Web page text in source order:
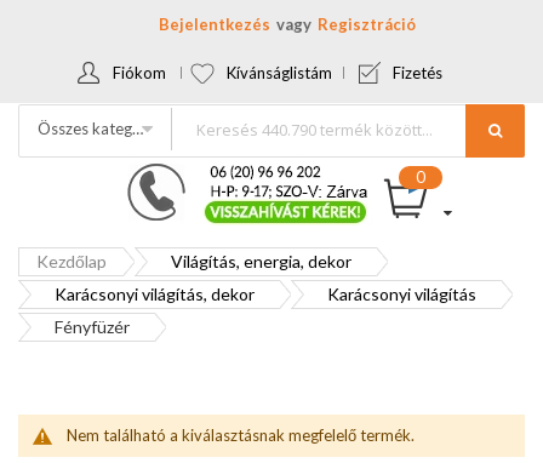
Bejelentkezés Regisztráció
Fiókom Kívánságlistám Fizetés
Összes kategória
Kezdőlap
Világítás, energia, dekor
Karácsonyi világítás, dekor
Karácsonyi világítás
Fényfüzér
Nem található a kiválasztásnak megfelelő termék.